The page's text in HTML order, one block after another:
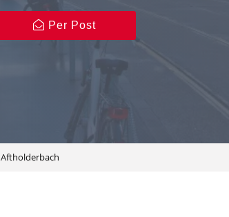
Per Post
Aftholderbach